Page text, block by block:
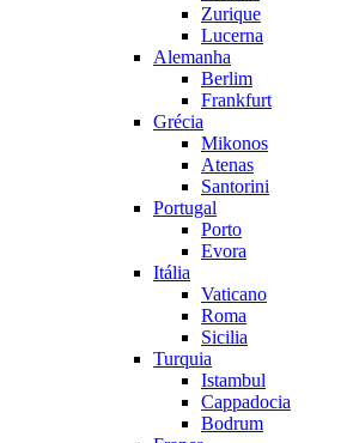
Zurique
Lucerna
Alemanha
Berlim
Frankfurt
Grécia
Mikonos
Atenas
Santorini
Portugal
Porto
Evora
Itália
Vaticano
Roma
Sicilia
Turquia
Istambul
Cappadocia
Bodrum